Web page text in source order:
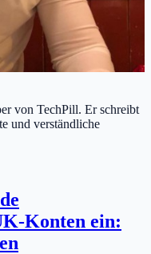
von TechPill. Er schreibt
und verständliche
Konten ein: